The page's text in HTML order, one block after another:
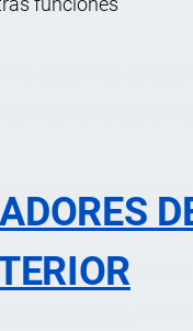
el desarrollo de
en el tráfico
los productos
de mercancías
, con